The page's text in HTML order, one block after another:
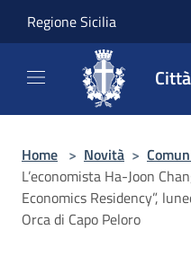
Regione Sicilia
Home > Novità >
L’economista Ha-Joon
Economics Residency”,
Orca di Capo Peloro